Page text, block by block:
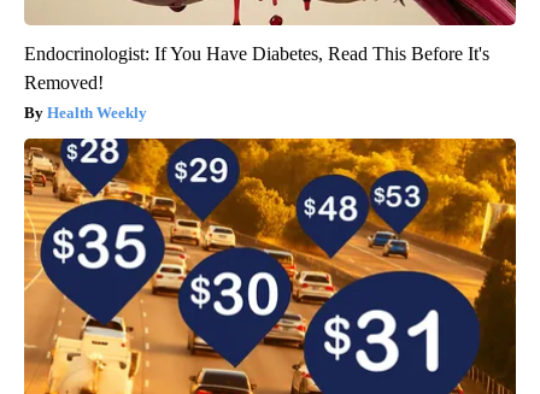
Endocrinologist: If You Have Diabetes, Read This Before It's
Removed!
Health Weekly